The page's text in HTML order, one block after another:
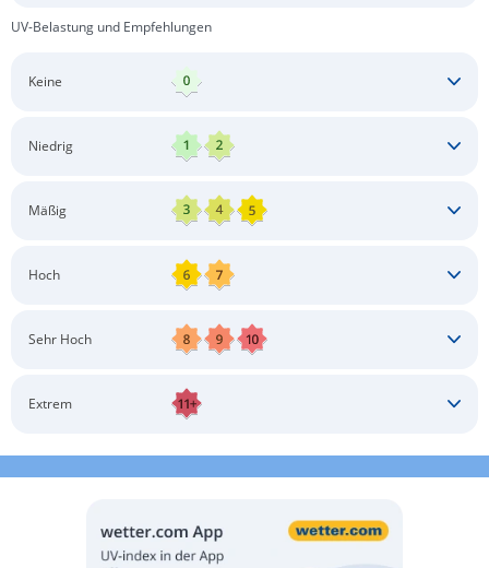
UV-Belastung und Empfehlungen
Keine
Niedrig
Mäßig
Langärmlige Bekleidung
Hoch
Langärmlige Bekleidung
Sonnenbrille
Sehr Hoch
Langärmlige Bekleidung
Extrem